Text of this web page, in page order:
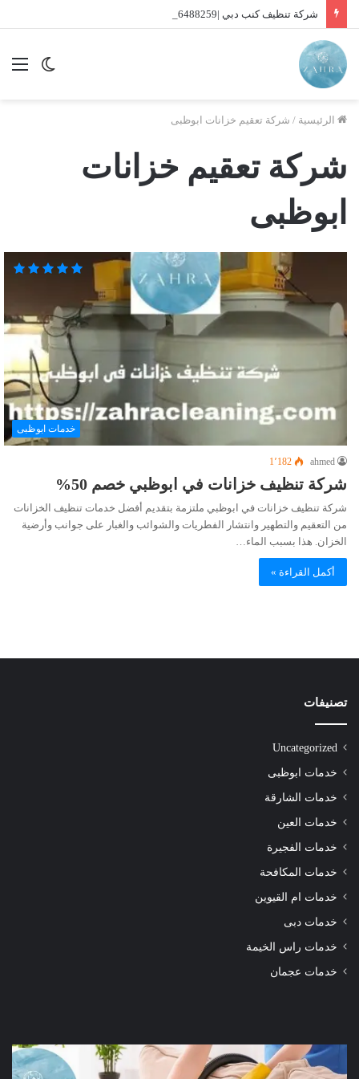
شركة تنظيف كنب دبي |01016488259| للايجار
الوضع
الرئيسية / شركة تعقيم خزانات ابوظبى
شركة تعقيم خزانات
ابوظبى
خدمات ابوظبى
ahmed 1٬182
شركة تنظيف خزانات في ابوظبي خصم 50%
شركة تنظيف خزانات في ابوظبي ملتزمة بتقديم أفضل خدمات تنظيف الخزانات
من التعقيم والتطهير وانتشار الفطريات والشوائب والغبار على جوانب وأرضية
الخزان. هذا بسبب الماء…
أكمل القراءة »
تصنيفات
Uncategorized
خدمات ابوظبى
خدمات الشارقة
خدمات العين
خدمات الفجيرة
خدمات المكافحة
خدمات ام القيوين
خدمات دبى
خدمات راس الخيمة
خدمات عجمان
شركة
تنظيف